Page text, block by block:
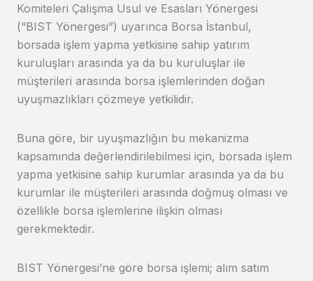
Komiteleri Çalışma Usul ve Esasları Yönergesi
(“BIST Yönergesi”) uyarınca Borsa İstanbul,
borsada işlem yapma yetkisine sahip yatırım
kuruluşları arasında ya da bu kuruluşlar ile
müşterileri arasında borsa işlemlerinden doğan
uyuşmazlıkları çözmeye yetkilidir.
Buna göre, bir uyuşmazlığın bu mekanizma
kapsamında değerlendirilebilmesi için, borsada işlem
yapma yetkisine sahip kurumlar arasında ya da bu
kurumlar ile müşterileri arasında doğmuş olması ve
özellikle borsa işlemlerine ilişkin olması
gerekmektedir.
BIST Yönergesi’ne göre borsa işlemi; alım satım